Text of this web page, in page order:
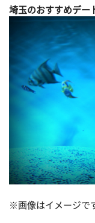
埼玉のおすすめデー
※画像はイメージで